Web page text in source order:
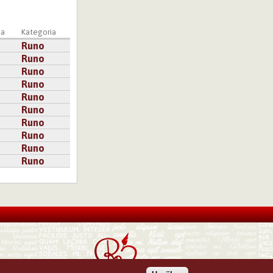
Kategoria
Runo
Runo
Runo
Runo
Runo
Runo
Runo
Runo
Runo
Runo